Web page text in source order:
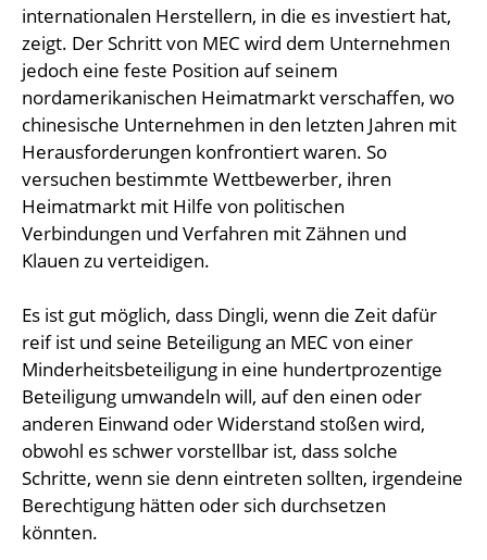
internationalen Herstellern, in die es investiert hat,
zeigt. Der Schritt von MEC wird dem Unternehmen
jedoch eine feste Position auf seinem
nordamerikanischen Heimatmarkt verschaffen, wo
chinesische Unternehmen in den letzten Jahren mit
Herausforderungen konfrontiert waren. So
versuchen bestimmte Wettbewerber, ihren
Heimatmarkt mit Hilfe von politischen
Verbindungen und Verfahren mit Zähnen und
Klauen zu verteidigen.
Es ist gut möglich, dass Dingli, wenn die Zeit dafür
reif ist und seine Beteiligung an MEC von einer
Minderheitsbeteiligung in eine hundertprozentige
Beteiligung umwandeln will, auf den einen oder
anderen Einwand oder Widerstand stoßen wird,
obwohl es schwer vorstellbar ist, dass solche
Schritte, wenn sie denn eintreten sollten, irgendeine
Berechtigung hätten oder sich durchsetzen
könnten.